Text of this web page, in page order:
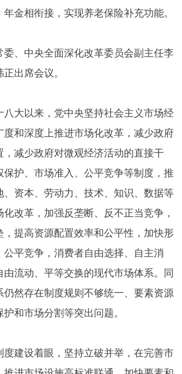
金相衔接，实现养老保险补充功能。
委、中央全面深化改革委员会副主任李
出席会议。
八大以来，党中央坚持社会主义市场经
度和深度上推进市场化改革，减少政府
，减少政府对微观经济活动的直接干
保护、市场准入、公平竞争等制度，推
、资本、劳动力、技术、知识、数据等
改革，加强反垄断、反不正当竞争，
，提高资源配置效率和公平性，加快形
公平竞争，消费者自由选择、自主消
由流动、平等交换的现代市场体系。同
仍然存在制度规则不够统一、要素资源
和市场分割等突出问题。
度建设着眼，坚持立破并举，在完善市